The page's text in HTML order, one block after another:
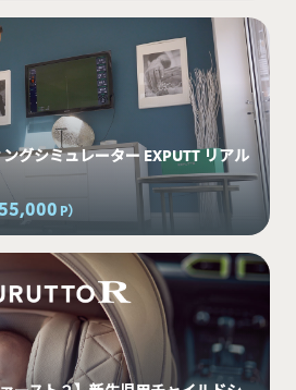
グシミュレーター EXPUTT リアル
P）